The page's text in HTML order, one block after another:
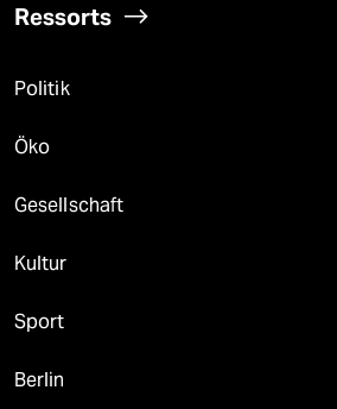
Ressorts
Politik
Öko
Gesellschaft
Kultur
Sport
Berlin